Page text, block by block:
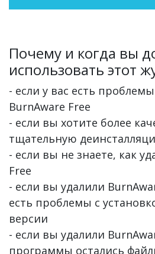
Почему и когда вы
использовать этот
- если у вас есть
BurnAware Free
- если вы хотите более
тщательную
- если вы не знаете, как
Free
- если вы удалили
есть проблемы с
версии
- если вы удалили
программы остались